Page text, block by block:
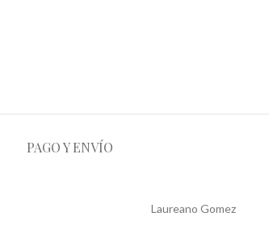
PAGO Y ENVÍO
Laureano Gomez